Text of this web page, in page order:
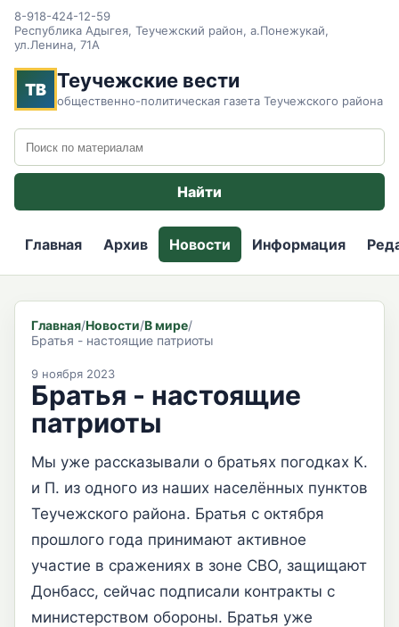
8-918-424-12-59
Республика Адыгея, Теучежский район, а.Понежукай,
ул.Ленина, 71А
ТВ Теучежские вести
общественно-политическая газета Теучежского района
Поиск по сайту
Найти
Главная Архив Новости Информация
Главная/Новости/В мире/
Братья - настоящие патриоты
9 ноября 2023
Братья - настоящие
патриоты
Мы уже рассказывали о братьях погодках К.
и П. из одного из наших населённых пунктов
Теучежского района. Братья с октября
прошлого года принимают активное
участие в сражениях в зоне СВО, защищают
Донбасс, сейчас подписали контракты с
министерством обороны. Братья уже